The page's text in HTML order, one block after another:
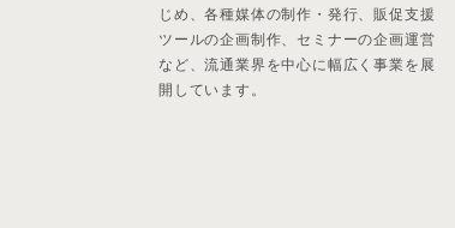
じめ、各種媒体の制作・発行、販促支援
ツールの企画制作、セミナーの企画運営
など、流通業界を中心に幅広く事業を展
開しています。